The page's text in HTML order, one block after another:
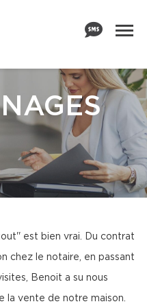
est bien vrai. Du contrat
chez le notaire, en passant
Benoit a su nous
la vente de notre maison.